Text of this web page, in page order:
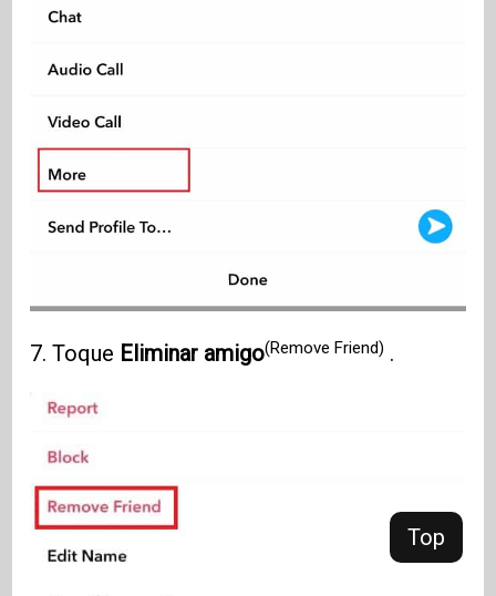
Top
7. Toque Eliminar amigo(Remove Friend) .